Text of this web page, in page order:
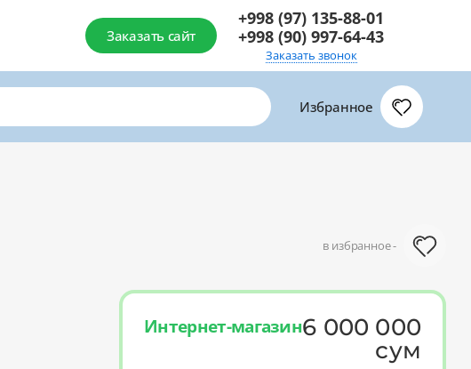
Заказать сайт
+998 (97) 135-88-01
+998 (90) 997-64-43
Заказать звонок
Избранное
в избранное -
Интернет-магазин6 000 000
сум